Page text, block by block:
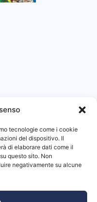
tecnologie come i cookie
del dispositivo. Il
di elaborare dati come il
questo sito. Non
negativamente su alcune